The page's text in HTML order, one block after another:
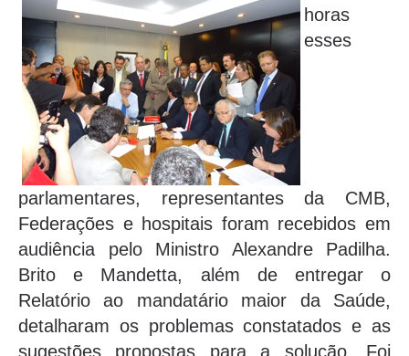
horas
esses
parlamentares, representantes da CMB,
Federações e hospitais foram recebidos em
audiência pelo Ministro Alexandre Padilha.
Brito e Mandetta, além de entregar o
Relatório ao mandatário maior da Saúde,
detalharam os problemas constatados e as
sugestões propostas para a solução. Foi